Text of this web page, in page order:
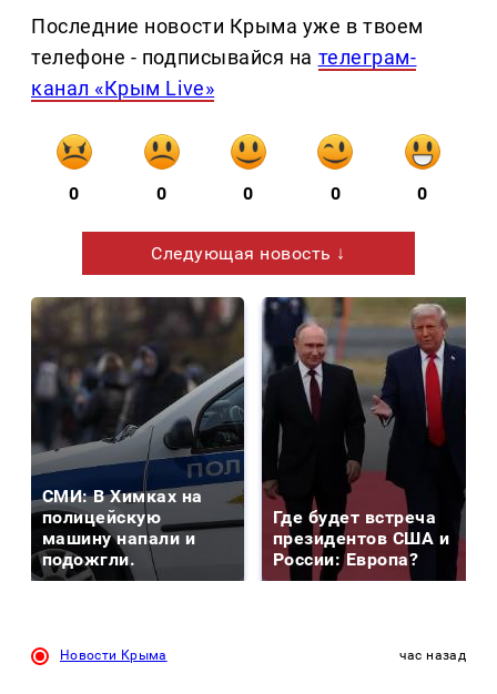
Последние новости Крыма уже в твоем
телефоне - подписывайся на телеграм-
канал «Крым Live»
0 0 0 0 0
Следующая новость ↓
СМИ: В Химках на
полицейскую
машину напали и
подожгли.
Где будет встреча
президентов США и
России: Европа?
Новости Крыма час назад